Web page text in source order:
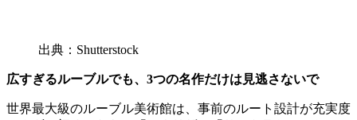
出典：Shutterstock
広すぎるルーブルでも、3つの名作だけは見逃さないで
世界最大級のルーブル美術館は、事前のルート設計が充実度